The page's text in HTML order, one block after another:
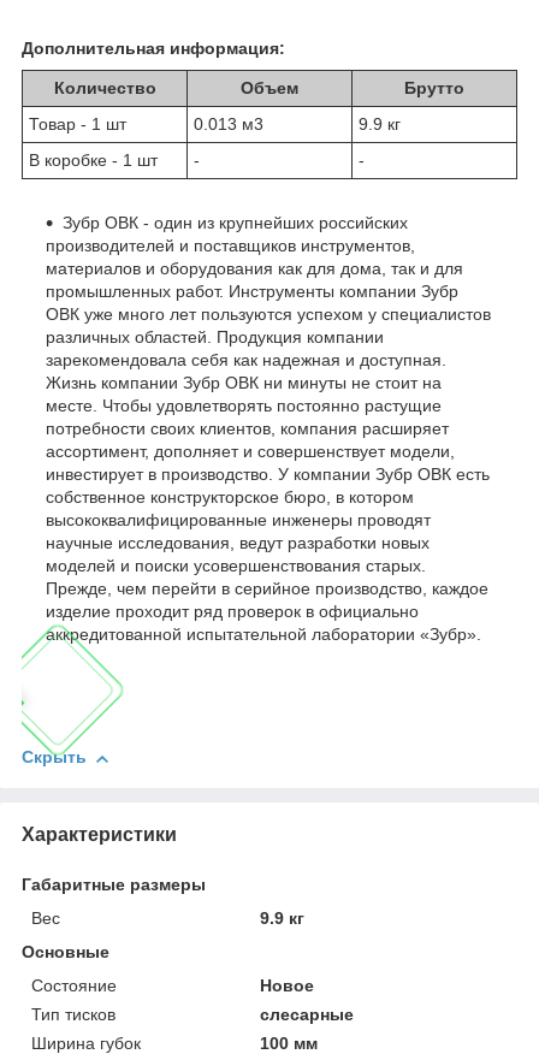
Дополнительная информация:
Количество Объем
Брутто
Товар - 1 шт
0.013 м3
9.9 кг
В коробке - 1 шт
- -
Зубр ОВК - один из крупнейших российских
производителей и поставщиков инструментов,
материалов и оборудования как для дома, так и для
промышленных работ. Инструменты компании Зубр
ОВК уже много лет пользуются успехом у специалистов
различных областей. Продукция компании
зарекомендовала себя как надежная и доступная.
Жизнь компании Зубр ОВК ни минуты не стоит на
месте. Чтобы удовлетворять постоянно растущие
потребности своих клиентов, компания расширяет
ассортимент, дополняет и совершенствует модели,
инвестирует в производство. У компании Зубр ОВК есть
собственное конструкторское бюро, в котором
высококвалифицированные инженеры проводят
научные исследования, ведут разработки новых
моделей и поиски усовершенствования старых.
Прежде, чем перейти в серийное производство, каждое
изделие проходит ряд проверок в официально
аккредитованной испытательной лаборатории «Зубр».
Скрыть
Характеристики
Габаритные размеры
Вес
9.9 кг
Основные
Состояние
Новое
Тип тисков
слесарные
Ширина губок
100 мм